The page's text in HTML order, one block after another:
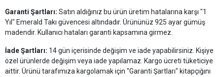
Garanti Şartları: Satın aldığınız bu ürün üretim hatalarına karşı "1
Yıl" Emerald Takı güvencesi altındadır. Ürününüz 925 ayar gümüş
madendir. Kullanıcı hataları garanti kapsamına girmez.
İade Şartları: 14 gün içerisinde değişim ve iade yapabilirsiniz. Kişiye
özel ürünlerde değişim veya iade yapılamaz. Kargo ücreti tüketiciye
aittir. Ürünü tarafımıza kargolamak için "Garanti Şartları" kitapçığını